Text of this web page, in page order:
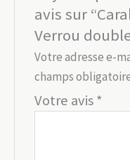
avis sur
Verrou
Votre adresse e-
champs
Votre avis*